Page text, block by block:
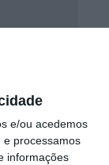
e/ou acedemos
e processamos
informações
do
(PRR),
na
o